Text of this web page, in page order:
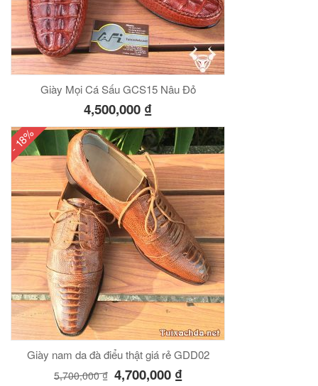
Giày Mọi Cá Sấu GCS15 Nâu Đỏ
4,500,000 ₫
- 18%
Giày nam da đà điểu thật giá rẻ GDD02
5,700,000₫ 4,700,000 ₫